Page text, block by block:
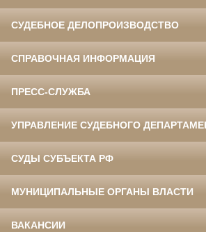
СУДЕБНОЕ ДЕЛОПРОИЗВОДСТВО
СПРАВОЧНАЯ ИНФОРМАЦИЯ
ПРЕСС-СЛУЖБА
УПРАВЛЕНИЕ СУДЕБНОГО
СУДЫ СУБЪЕКТА РФ
МУНИЦИПАЛЬНЫЕ ОРГАНЫ ВЛАСТИ
ВАКАНСИИ